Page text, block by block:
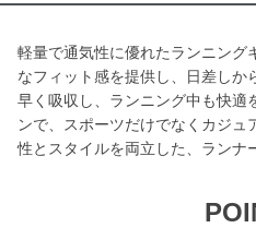
軽量で通気性に優れたランニング
なフィット感を提供し、日差しか
早く吸収し、ランニング中も快適
ンで、スポーツだけでなくカジ
性とスタイルを両立した、ランナ